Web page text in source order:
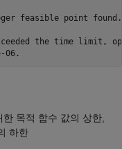
feasible point found.
the time limit,
06.
목적 함수 값의 상한,
하한